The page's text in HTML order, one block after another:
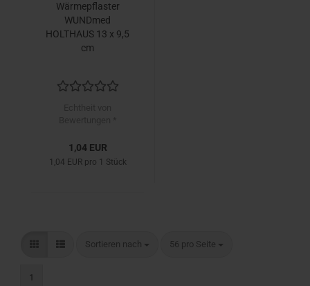
Wärmepflaster
WUNDmed
HOLTHAUS 13 x 9,5
cm
1,04 EUR
1,04 EUR pro 1 Stück
Sortieren nach
Sortieren nach 56 pro Seite
pro Seite
1